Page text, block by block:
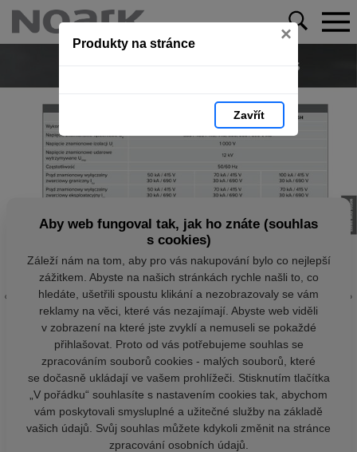
Produkty na stránce ×
Zavřít
Aby web fungoval tak, jak ho znáte (souhlas
s cookies)
Záleží nám na tom, aby pro vás nakupování bylo co nejlepší
zážitkem. Abyste na našich stránkách rychle našli to, co
hledáte, ušetřili spoustu klikání a nezobrazovaly se vám
reklamy na věci, které vás nezajímají. Abyste web viděli
v zobrazení na které jste zvyklí a nemuseli se pokaždé
přihlašovat. Proto od vás potřebujeme souhlas se
zpracováním souborů cookies - malých souborů, které
se dočasně ukládají ve vašem prohlížeči. Stisknutím tlačítka
„V pořádku“ souhlasíte s nastavením cookies tak, abychom
vám poskytovali smysluplné a užitečné služby na základě
vašich údajů. Svůj souhlas můžete kdykoli změnit na stránce
zpracování osobních údajů.